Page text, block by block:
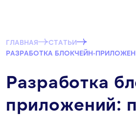
ГЛАВНАЯ
СТАТЬИ
Разработка
приложений: